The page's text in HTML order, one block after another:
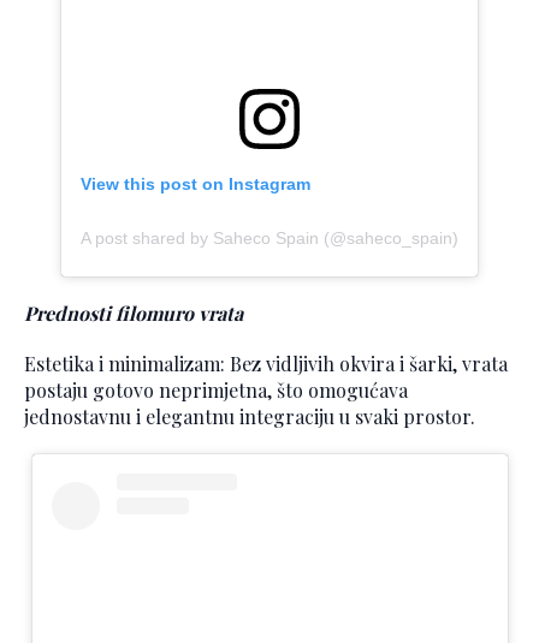
View this post on Instagram
A post shared by Saheco Spain (@saheco_spain)
Prednosti filomuro vrata
Estetika i minimalizam: Bez vidljivih okvira i šarki, vrata
postaju gotovo neprimjetna, što omogućava
jednostavnu i elegantnu integraciju u svaki prostor.